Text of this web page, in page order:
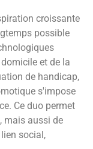
croissante
possible
et de la
de handicap,
s'impose
Ce duo permet
mais aussi de
social,